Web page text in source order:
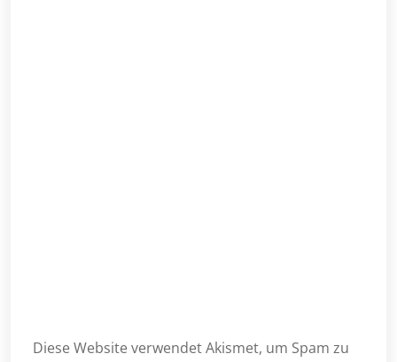
Diese Website verwendet Akismet, um Spam zu